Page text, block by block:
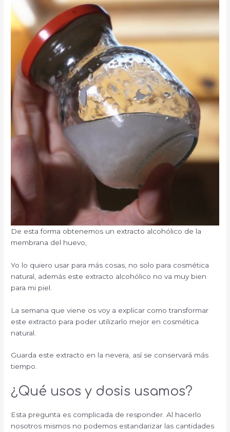
De esta forma obtenemos un extracto alcohólico de la
membrana del huevo,
Yo lo quiero usar para más cosas, no solo para cosmética
natural, además este extracto alcohólico no va muy bien
para mi piel.
La semana que viene os voy a explicar como transformar
este extracto para poder utilizarlo mejor en cosmética
natural.
Guarda este extracto en la nevera, así se conservará más
tiempo.
¿Qué usos y dosis usamos?
Esta pregunta es complicada de responder. Al hacerlo
nosotros mismos no podemos estandarizar las cantidades